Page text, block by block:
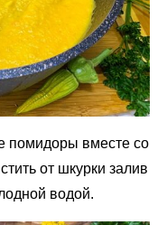
помидоры вместе со
от шкурки залив
водой.